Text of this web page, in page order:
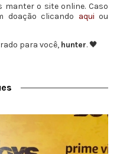
o site online. Caso
doação clicando aqui ou
para você, hunter. 🖤